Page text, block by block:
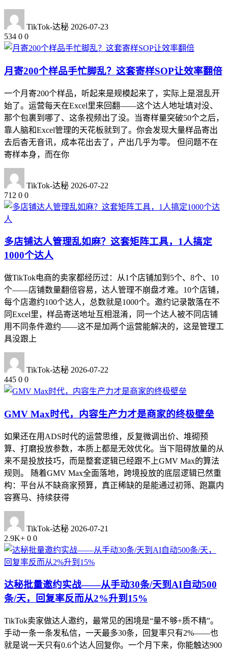
TikTok-达秘 2026-07-23
534 0 0
月寄200个样品手忙脚乱？这套寄样SOP让效率翻倍
一个月寄200个样品，听起来是规模起来了，实际上是混乱开
始了。运营每天在Excel里来回翻——这个达人地址填对没、
那个包裹到哪了、这条视频出了没。当寄样量突破50个之后，
靠人脑和Excel管理的天花板就到了。你会发现大量样品寄出
去后杳无音讯，成本花出去了，产出几乎为零。 但问题不在
寄样本身，而在你
TikTok-达秘 2026-07-22
712 0 0
多店铺达人管理乱如麻？这套矩阵工具，1人搞定
1000个达人
做TikTok电商的卖家都经历过：从1个店铺加到5个、8个、10
个——店铺数量翻倍容易，达人管理不崩盘才难。10个店铺，
每个店邀约100个达人，总数就是1000个。邀约记录散落在不
同Excel里，样品寄送地址互相混淆，同一个达人被不同店铺
用不同条件邀约——这不是加两个运营能解决的，这是管理工
具没跟上
TikTok-达秘 2026-07-22
445 0 0
GMV Max时代，内容生产力才是商家的终极壁垒
如果还在用ADS时代的运营思维，反复微调出价、堆砌预
算、打磨投放参数，本质上都是无效优化。当下阻碍放量的从
来不是投放技巧，而是整套逻辑已经跟不上GMV Max的算法
规则。 随着GMV Max全面落地，跨境投放的底层逻辑已然重
构：平台从不缺商家预算，真正稀缺的是能通过初筛、跑赢内
容赛马、持续获得
TikTok-达秘 2026-07-21
2.9K+ 0 0
达秘批量邀约实战——从手动30条/天到AI自动500
条/天，回复率反而从2%升到15%
TikTok卖家做达人邀约，最常见的困境是“量不够+质不精”。
手动一条一条发私信，一天最多30条，回复率只有2%——也
就是说一天只有0.6个达人回复你。一个月下来，你能触达900